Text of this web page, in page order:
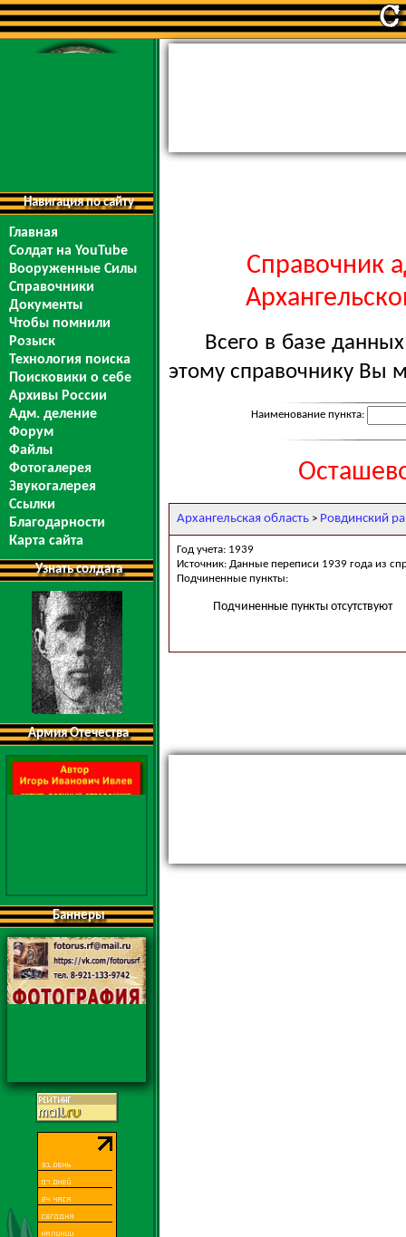
Навигация по сайту
Главная
Солдат на YouTube
Вооруженные Силы
Справочники
Документы
Чтобы помнили
Розыск
Технология поиска
Поисковики о себе
Архивы России
Адм. деление
Форум
Файлы
Фотогалерея
Звукогалерея
Ссылки
Благодарности
Карта сайта
Узнать солдата
Армия Отечества
Баннеры
Справочник
Всего в базе
этому справочнику Вы
Наименование пункта:
Архангельская область > Ровдинский
Год учета: 1939
Источник: Данные переписи 1939 года из
Подчиненные пункты:
Подчиненные пункты отсутствуют